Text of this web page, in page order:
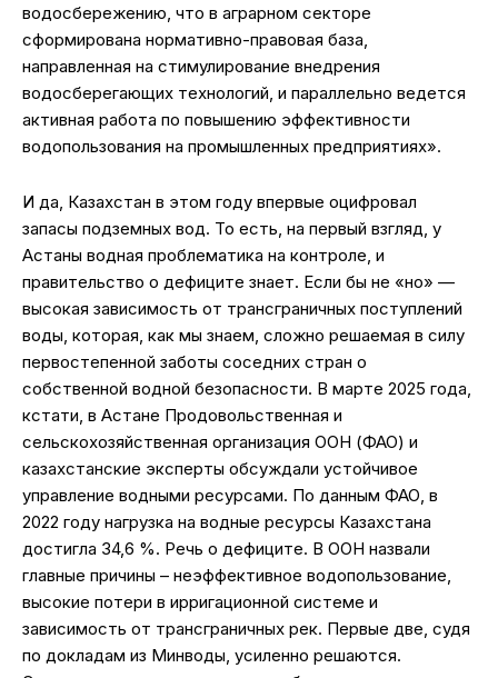
водосбережению, что в аграрном секторе
сформирована нормативно-правовая база,
направленная на стимулирование внедрения
водосберегающих технологий, и параллельно ведется
активная работа по повышению эффективности
водопользования на промышленных предприятиях».
И да, Казахстан в этом году впервые оцифровал
запасы подземных вод. То есть, на первый взгляд, у
Астаны водная проблематика на контроле, и
правительство о дефиците знает. Если бы не «но» —
высокая зависимость от трансграничных поступлений
воды, которая, как мы знаем, сложно решаемая в силу
первостепенной заботы соседних стран о
собственной водной безопасности. В марте 2025 года,
кстати, в Астане Продовольственная и
сельскохозяйственная организация ООН (ФАО) и
казахстанские эксперты обсуждали устойчивое
управление водными ресурсами. По данным ФАО, в
2022 году нагрузка на водные ресурсы Казахстана
достигла 34,6 %. Речь о дефиците. В ООН назвали
главные причины – неэффективное водопользование,
высокие потери в ирригационной системе и
зависимость от трансграничных рек. Первые две, судя
по докладам из Минводы, усиленно решаются.